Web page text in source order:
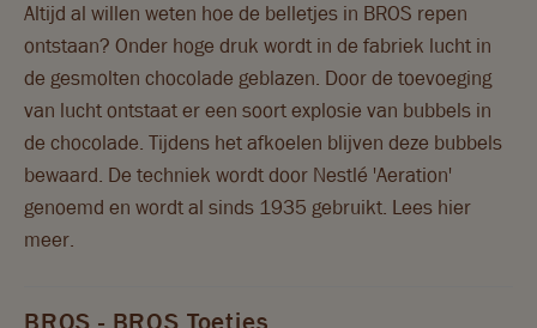
Altijd al willen weten hoe de belletjes in BROS repen
ontstaan? Onder hoge druk wordt in de fabriek lucht in
de gesmolten chocolade geblazen. Door de toevoeging
van lucht ontstaat er een soort explosie van bubbels in
de chocolade. Tijdens het afkoelen blijven deze bubbels
bewaard. De techniek wordt door Nestlé 'Aeration'
genoemd en wordt al sinds 1935 gebruikt. Lees hier
meer.